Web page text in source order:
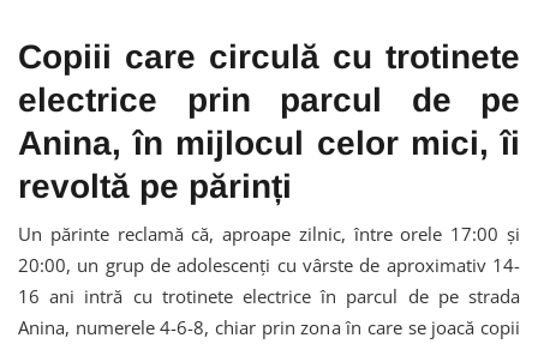
Copiii care circulă cu trotinete
electrice prin parcul de pe
Anina, în mijlocul celor mici, îi
revoltă pe părinți
Un părinte reclamă că, aproape zilnic, între orele 17:00 și
20:00, un grup de adolescenți cu vârste de aproximativ 14-
16 ani intră cu trotinete electrice în parcul de pe strada
Anina, numerele 4-6-8, chiar prin zona în care se joacă copii